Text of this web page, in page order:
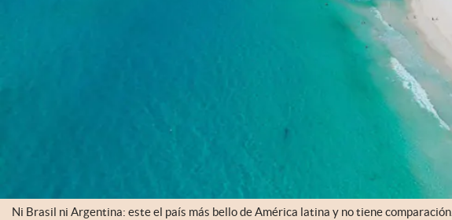
Ni Brasil ni Argentina: este el país más bello de América latina y no tiene comparación.